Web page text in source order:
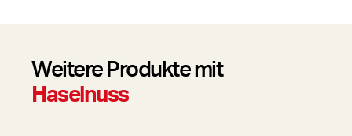
Weitere Produkte mit
Haselnuss